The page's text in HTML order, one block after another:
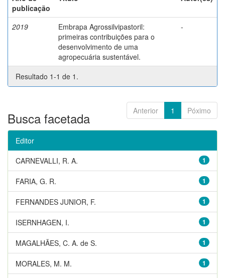
publicação
2019
Embrapa Agrossilvipastoril:
primeiras contribuições para o
desenvolvimento de uma
agropecuária sustentável.
-
Resultado 1-1 de 1.
Anterior 1 Póximo
Busca facetada
Editor
1
CARNEVALLI, R. A.
1
FARIA, G. R.
1
FERNANDES JUNIOR, F.
1
ISERNHAGEN, I.
1
MAGALHÃES, C. A. de S.
1
MORALES, M. M.